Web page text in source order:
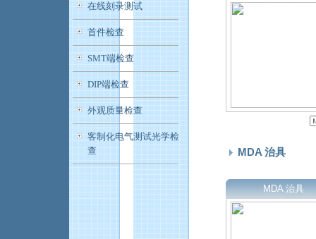
在线刻录测试
首件检查
SMT端检查
DIP端检查
外观质量检查
客制化电气测试光学检
查
MDA 治具
MDA 治具